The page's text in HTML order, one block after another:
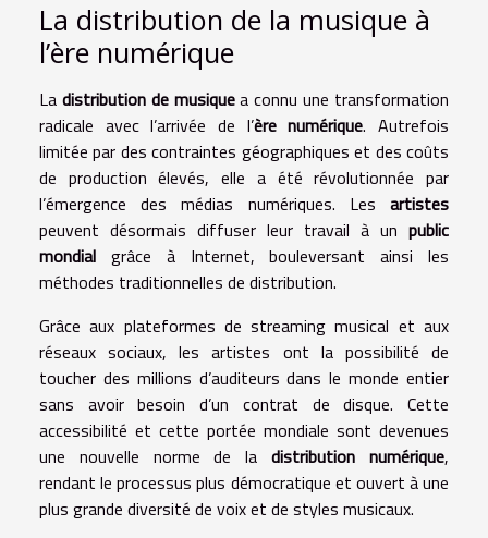
La distribution de la musique à
l’ère numérique
La distribution de musiquea connu une transformation
radicale avec l’arrivée de l’ère numérique. Autrefois
limitée par des contraintes géographiques et des coûts
de production élevés, elle a été révolutionnée par
l’émergence des médias numériques. Les artistes
peuvent désormais diffuser leur travail à un public
mondial grâce à Internet, bouleversant ainsi les
méthodes traditionnelles de distribution.
Grâce aux plateformes de streaming musical et aux
réseaux sociaux, les artistes ont la possibilité de
toucher des millions d’auditeurs dans le monde entier
sans avoir besoin d’un contrat de disque. Cette
accessibilité et cette portée mondiale sont devenues
une nouvelle norme de ladistribution numérique,
rendant le processus plus démocratique et ouvert à une
plus grande diversité de voix et de styles musicaux.